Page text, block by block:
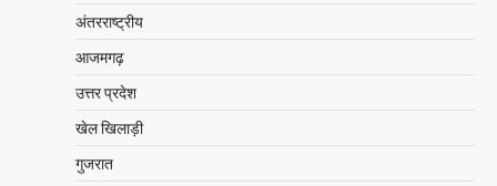
अंतरराष्ट्रीय
आजमगढ़
उत्तर प्रदेश
खेल खिलाड़ी
गुजरात